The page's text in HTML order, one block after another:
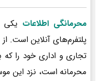
محرمانگی اطلاعات یکی
پلتفرم‌های آنلاین است.
تجاری و اداری خود را
محرمانه است، نزد این